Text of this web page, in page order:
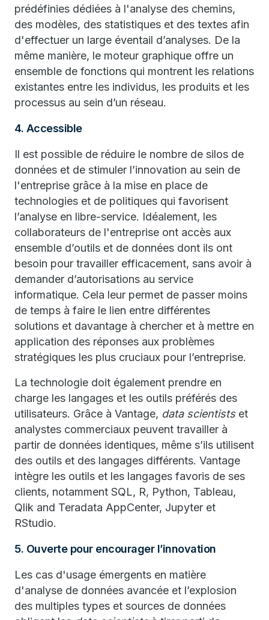
prédéfinies dédiées à l'analyse des chemins,
des modèles, des statistiques et des textes afin
d'effectuer un large éventail d’analyses. De la
même manière, le moteur graphique offre un
ensemble de fonctions qui montrent les relations
existantes entre les individus, les produits et les
processus au sein d’un réseau.
4. Accessible
Il est possible de réduire le nombre de silos de
données et de stimuler l’innovation au sein de
l'entreprise grâce à la mise en place de
technologies et de politiques qui favorisent
l’analyse en libre-service. Idéalement, les
collaborateurs de l'entreprise ont accès aux
ensemble d’outils et de données dont ils ont
besoin pour travailler efficacement, sans avoir à
demander d’autorisations au service
informatique. Cela leur permet de passer moins
de temps à faire le lien entre différentes
solutions et davantage à chercher et à mettre en
application des réponses aux problèmes
stratégiques les plus cruciaux pour l’entreprise.
La technologie doit également prendre en
charge les langages et les outils préférés des
utilisateurs. Grâce à Vantage, data scientistset
analystes commerciaux peuvent travailler à
partir de données identiques, même s’ils utilisent
des outils et des langages différents. Vantage
intègre les outils et les langages favoris de ses
clients, notamment SQL, R, Python, Tableau,
Qlik and Teradata AppCenter, Jupyter et
RStudio.
5. Ouverte pour encourager l’innovation
Les cas d'usage émergents en matière
d'analyse de données avancée et l’explosion
des multiples types et sources de données